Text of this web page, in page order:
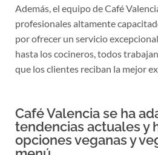
Además, el equipo de Café
profesionales altamente
por ofrecer un servicio
hasta los cocineros, todos
que los clientes reciban la mejor
Café Valencia se ha
tendencias actuales y
opciones veganas y
menú.